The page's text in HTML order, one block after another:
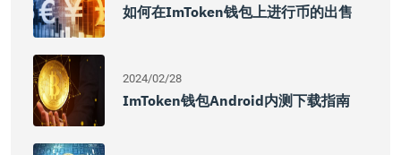
如何在imToken钱包上进行币的出售
2024/02/28
ImToken钱包Android内测下载指南